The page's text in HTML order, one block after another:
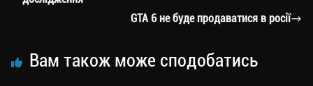
ся
GTA 6 не буде продаватися в росії
Вам також може сподобатись